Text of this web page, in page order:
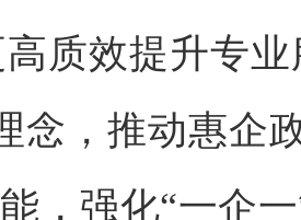
质效提升专
念，推动惠企
，强化“一企